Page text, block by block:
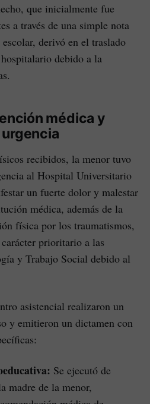
que inicialmente fue
a través de una simple nota
derivó en el traslado
debido a la
médica y
recibidos, la menor tuvo
al Hospital Universitario
un fuerte dolor y malestar
médica, además de la
física por los traumatismos,
prioritario a las
y Trabajo Social debido al
asistencial realizaron un
y emitieron un dictamen con
Se ejecutó de
madre de la menor,